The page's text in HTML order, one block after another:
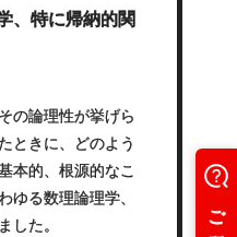
、特に帰納的関
の論理性が挙げら
ときに、どのよう
本的、根源的なこ
ゆる数理論理学、
した。